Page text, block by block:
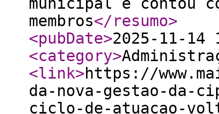
membros</resumo>
<pubDate>2025-11-14
<category>
<link>https://
da-nova-gestao-da-
ciclo-de-atuacao-